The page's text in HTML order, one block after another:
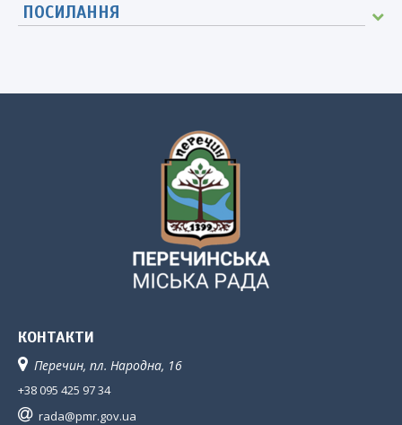
ПОСИЛАННЯ
КОНТАКТИ
Перечин, пл. Народна, 16
+38 095 425 97 34
rada@pmr.gov.ua